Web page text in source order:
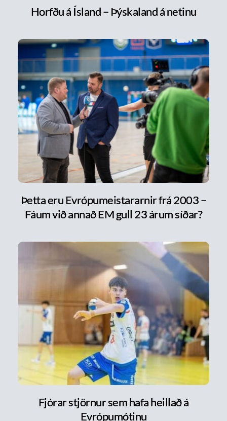
Horfðu á Ísland – Þýskaland á netinu
Þetta eru Evrópumeistararnir frá 2003 –
Fáum við annað EM gull 23 árum síðar?
Fjórar stjörnur sem hafa heillað á
Evrópumótinu